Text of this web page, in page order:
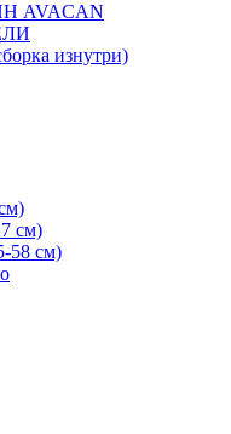
AVACAN
изнутри)
см)
58 см)